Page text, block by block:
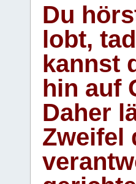
Du
lobt,
kannst
hin auf
Daher
Zweifel